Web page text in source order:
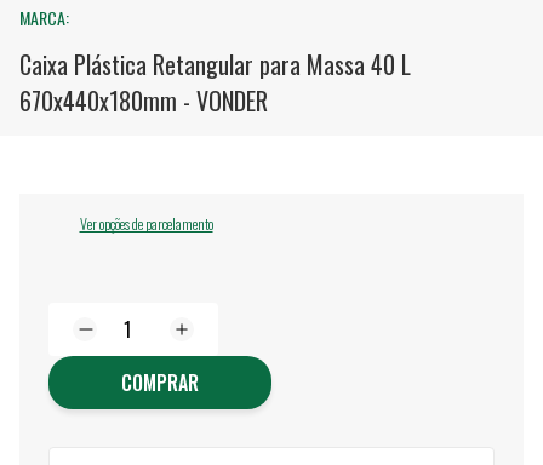
MARCA:
Caixa Plástica Retangular para Massa 40 L
670x440x180mm - VONDER
Ver opções de parcelamento
COMPRAR